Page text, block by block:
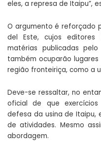
eles, a represa de Itaipu”,
O argumento é reforçado
del Este, cujos
matérias publicadas
também ocuparão
região fronteiriça, como a
Deve-se ressaltar, no
oficial de que
defesa da usina de Itaipu,
de atividades. Mesmo
abordagem.